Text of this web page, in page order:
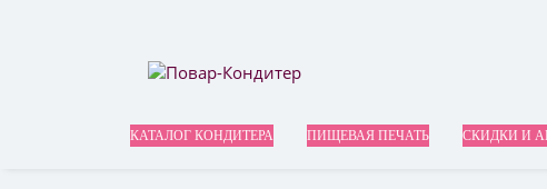
КАТАЛОГ КОНДИТЕРА ПИЩЕВАЯ ПЕЧАТЬ СКИДКИ И